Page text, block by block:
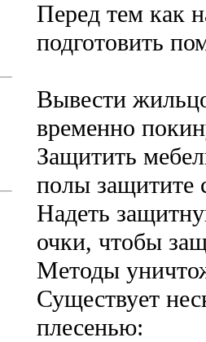
Перед тем как
подготовить
Вывести
временно
Защитить
полы защитите
Надеть
очки, чтобы
Методы
Существует
плесенью: